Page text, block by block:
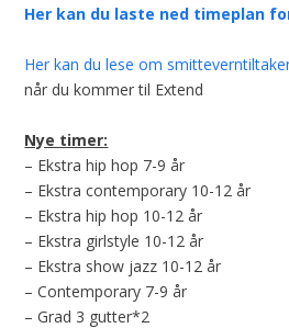
Her kan du laste ned timeplan
Her kan du lese om
når du kommer til Extend
Nye timer:
– Ekstra hip hop 7-9 år
– Ekstra contemporary 10-12 år
– Ekstra hip hop 10-12 år
– Ekstra girlstyle 10-12 år
– Ekstra show jazz 10-12 år
– Contemporary 7-9 år
– Grad 3 gutter*2